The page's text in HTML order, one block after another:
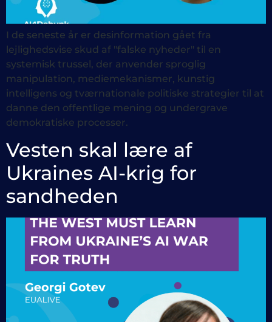
I de seneste år er desinformation gået fra
lejlighedsvise skud af "falske nyheder" til en
systemisk trussel, der anvender sproglig
manipulation, mediemekanismer, kunstig
intelligens og tværnationale politiske strategier til at
danne den offentlige mening og undergrave
demokratiske processer.
Vesten skal lære af
Ukraines AI-krig for
sandheden